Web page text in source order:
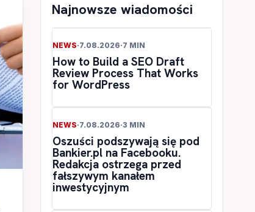
Najnowsze wiadomości
NEWS·7.08.2026·7 MIN
How to Build a SEO Draft
Review Process That Works
for WordPress
NEWS·7.08.2026·3 MIN
Oszuści podszywają się pod
Bankier.pl na Facebooku.
Redakcja ostrzega przed
fałszywym kanałem
inwestycyjnym